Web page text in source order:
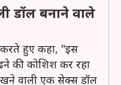
डॉल बनाने वाले
करते हुए कहा, "इस
की कोशिश कर रहा
वाली एक सेक्स डॉल